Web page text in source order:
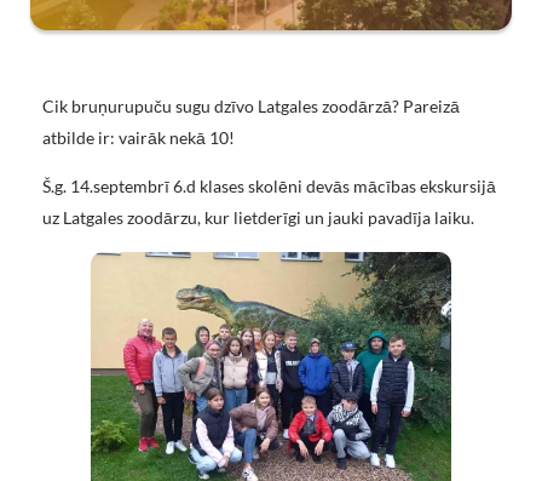
Cik bruņurupuču sugu dzīvo Latgales zoodārzā? Pareizā
atbilde ir: vairāk nekā 10!
Š.g. 14.septembrī 6.d klases skolēni devās mācības ekskursijā
uz Latgales zoodārzu, kur lietderīgi un jauki pavadīja laiku.